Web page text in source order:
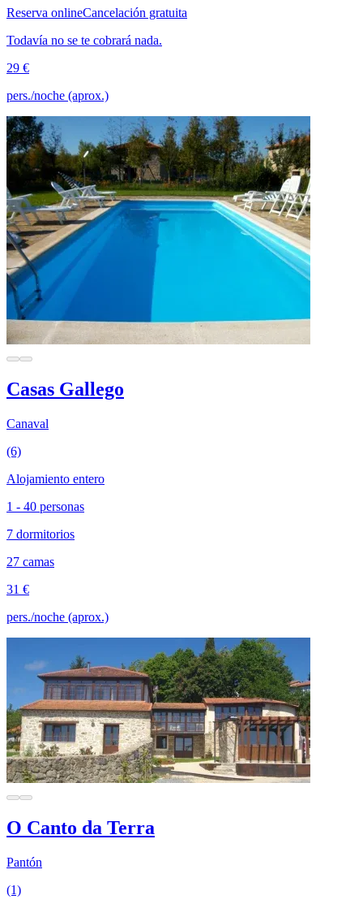
Reserva onlineCancelación gratuita
Todavía no se te cobrará nada.
29 €
pers./noche (aprox.)
Casas Gallego
Canaval
(6)
Alojamiento entero
1 - 40 personas
7 dormitorios
27 camas
31 €
pers./noche (aprox.)
O Canto da Terra
Pantón
(1)